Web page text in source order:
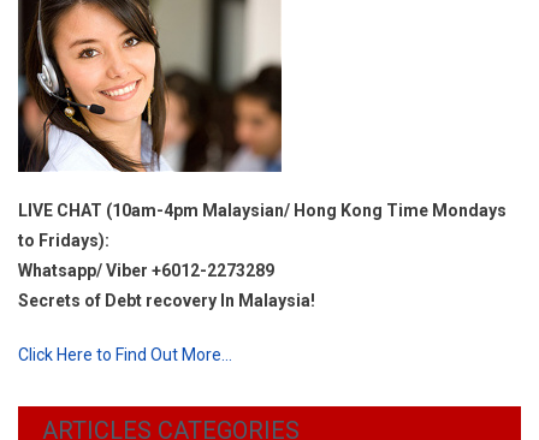
LIVE CHAT (10am-4pm Malaysian/ Hong Kong Time Mondays
to Fridays):
Whatsapp/ Viber +6012-2273289
Secrets of Debt recovery In Malaysia!
Click Here to Find Out More…
ARTICLES CATEGORIES